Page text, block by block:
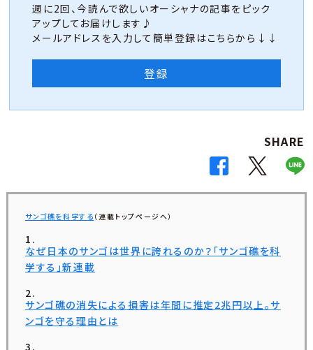
週に2回、今読んで欲しいオーシャナの記事をピック
アップしてお届けします♪
メールアドレスを入力して簡単登録はこちらから↓↓
登録
SHARE
サンゴ礁を科学する （連載トップページへ）
なぜ日本のサンゴは世界に誇れるのか？「サンゴ礁を科
学する」新連載
サンゴ礁の消失による損害は年間に推定2兆円以上。サ
ンゴを守る理由とは